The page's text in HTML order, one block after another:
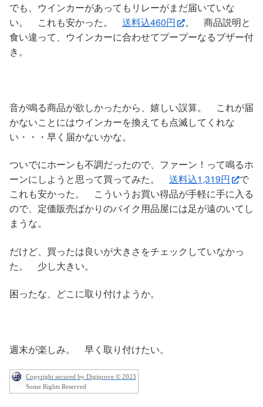
でも、ウインカーがあってもリレーがまだ届いていな
い。 これも安かった。 送料込460円
。 商品説明と
食い違って、ウインカーに合わせてプープーなるブザー付
き。
音が鳴る商品が欲しかったから、嬉しい誤算。 これが届
かないことにはウインカーを換えても点滅してくれな
い・・・早く届かないかな。
ついでにホーンも不調だったので、ファーン！って鳴るホ
ーンにしようと思って買ってみた。 送料込1,319円
で
これも安かった。 こういうお買い得品が手軽に手に入る
ので、定価販売ばかりのバイク用品屋には足が遠のいてし
まうな。
だけど、買ったは良いが大きさをチェックしていなかっ
た。 少し大きい。
困ったな、どこに取り付けようか。
週末が楽しみ。 早く取り付けたい。
Copyright secured by Digiprove © 2023
Some Rights Reserved